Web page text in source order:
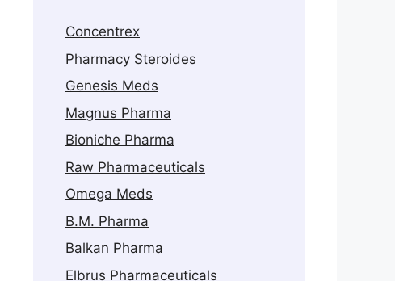
Concentrex
Pharmacy Steroides
Genesis Meds
Magnus Pharma
Bioniche Pharma
Raw Pharmaceuticals
Omega Meds
B.M. Pharma
Balkan Pharma
Elbrus Pharmaceuticals